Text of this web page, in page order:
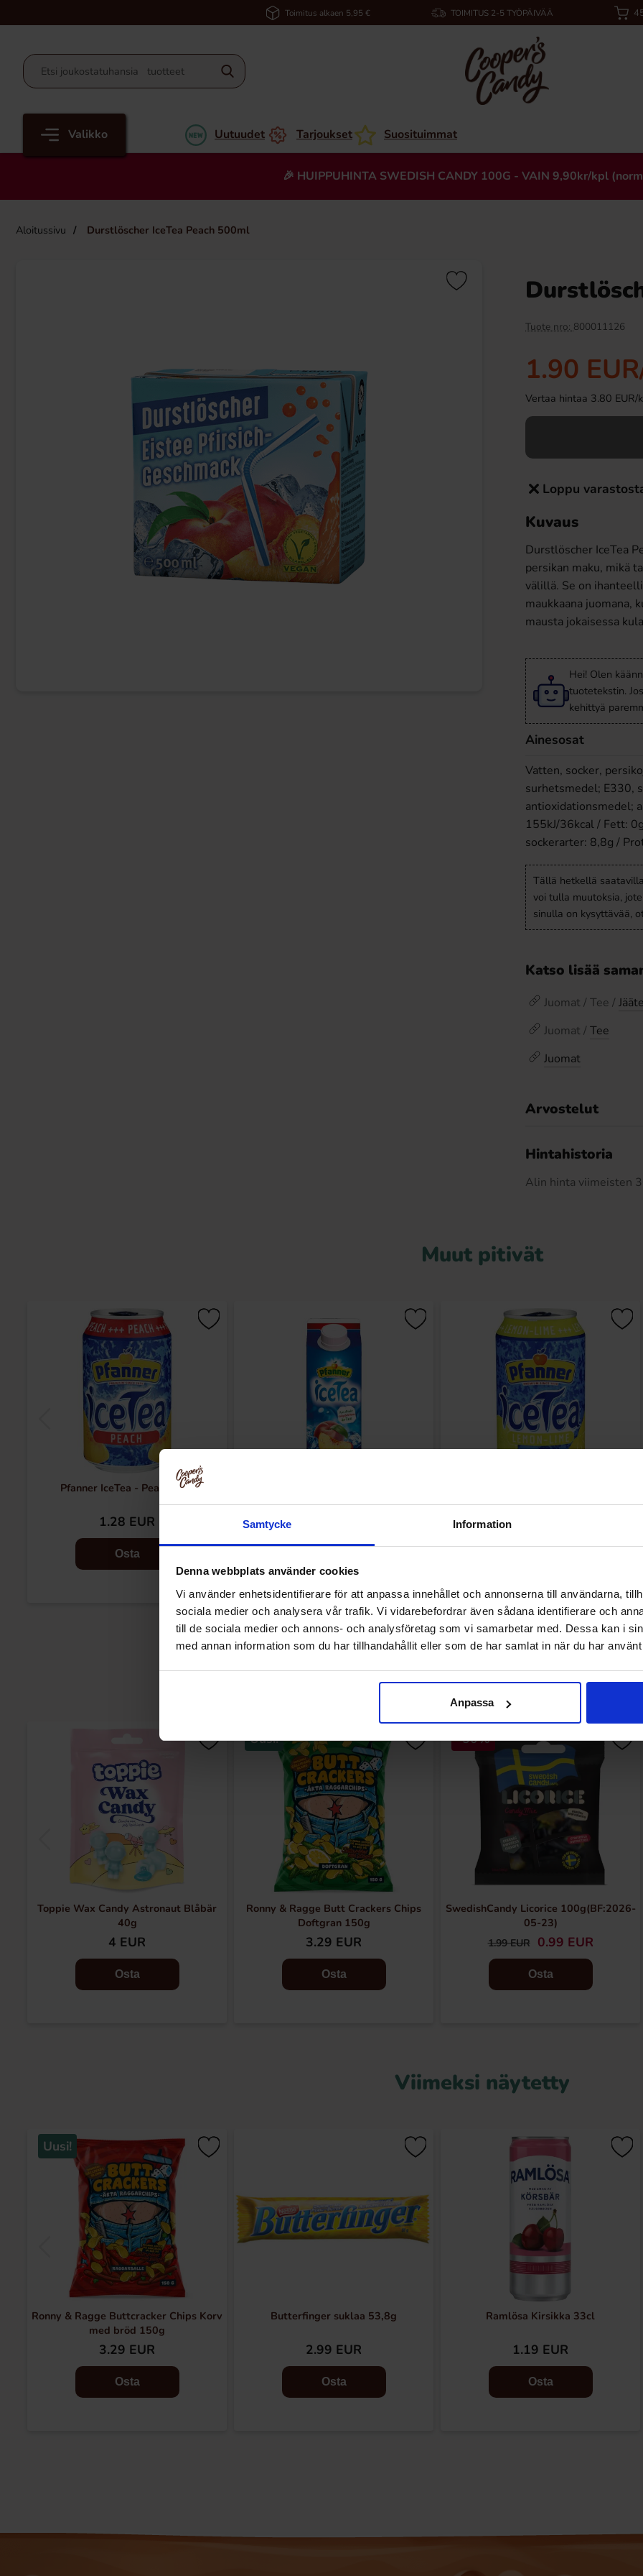
Samtycke Information
Denna webbplats använder cookies
Vi använder enhetsidentifierare för att anpassa innehållet och annonserna till användarna,
sociala medier och analysera vår trafik. Vi vidarebefordrar även sådana identifierare och
till de sociala medier och annons- och analysföretag som vi samarbetar med. Dessa kan i
med annan information som du har tillhandahållit eller som de har samlat in när du har
Anpassa
Toimitus alkaen 5,95 € TOIMITUS 2-5 TYÖPÄIVÄÄ
Valikko Uutuudet Tarjoukset Suosituimmat
🎉 HUIPPUHINTA SWEDISH CANDY 100G - VAIN 9,90kr/kpl
Aloitussivu Durstlöscher IceTea Peach 500ml
Cadbury Creme Egg White
40g(BF:2026-07-31)
0.69 EUR
Syötävät Saippuakuplat Marshmallow
74ml
6.90 EUR
Osta
Estrella Perunasipsit Grilli 175g
3.09 EUR
Tuote nro: 800011126
1.90 EUR
Vertaa hintaa 3.80 EUR/
Loppu
Kuvaus
Durstlöscher IceTea
persikan maku, mikä
välillä. Se on
maukkaana juomana,
mausta jokaisessa
Hei! Olen
tuotetekstin.
kehittyä
Ainesosat
Vatten, socker,
surhetsmedel; E330,
antioxidationsmedel;
155kJ/36kcal / Fett:
sockerarter: 8,8g /
Tällä hetkellä
voi tulla muutoksia,
sinulla on kysyttävää,
Katso lisää
Juomat / Tee /
Juomat / Tee
Juomat
Arvostelut
Hintahistoria
Alin hinta viimeisten
Muut pitivät
Pfanner IceTea - Peach 33cl
1.28 EUR
Osta
Muutkin ostivat
Toppie Wax Candy Astronaut Blåbär
40g
4 EUR
Osta
Uusi!
Ronny & Ragge Butt Crackers Chips
Doftgran 150g
3.29 EUR
Osta
-50%
SwedishCandy Licorice 100g(BF:2026-
05-23)
1.99 EUR 0.99 EUR
Osta
Viimeksi näytetty
Uusi!
Ronny & Ragge Buttcracker Chips Korv
med bröd 150g
3.29 EUR
Osta
Butterfinger suklaa 53,8g
2.99 EUR
Osta
Ramlösa Kirsikka 33cl
1.19 EUR
Osta